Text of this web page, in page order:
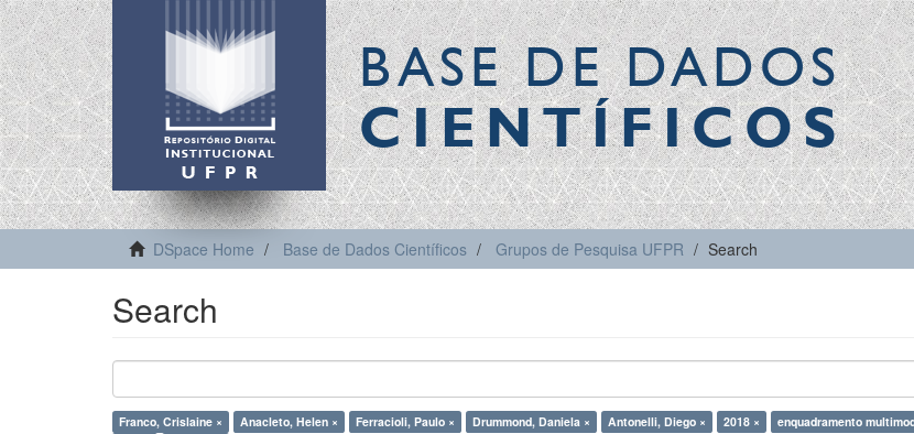
BASE DE DADOS
CIENTÍFICOS
DSpace Home Base de Dados Científicos Grupos de Pesquisa UFPR Search
Search
Franco, Crislaine × Anacleto, Helen × Ferracioli, Paulo × Drummond, Daniela × Antonelli, Diego × 2018 ×
enquadramento